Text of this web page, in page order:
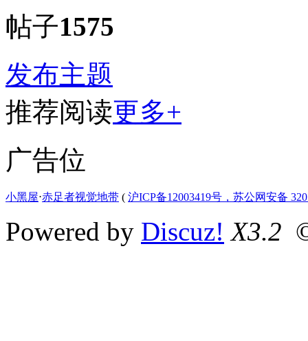
帖子1575
发布主题
推荐阅读更多+
广告位
小黑屋⋅赤足者视觉地带 ( 沪ICP备12003419号，苏公网安备
Powered by Discuz! X3.2